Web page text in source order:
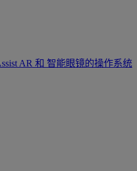
AR 和 智能眼镜的操作系统